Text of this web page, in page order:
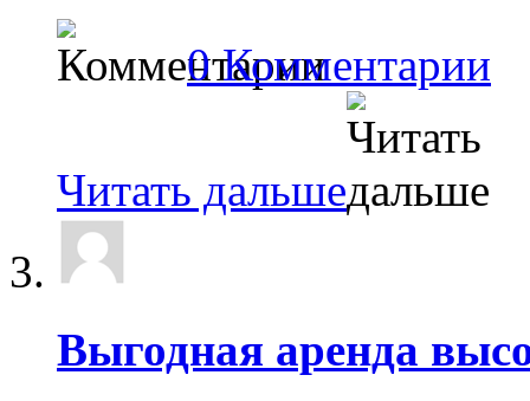
0 Комментарии
Читать дальше
Выгодная аренда